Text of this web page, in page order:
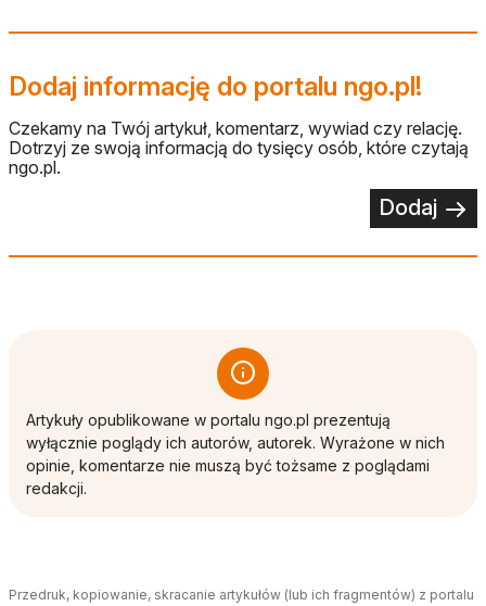
Dodaj informację do portalu ngo.pl!
Czekamy na Twój artykuł, komentarz, wywiad czy relację.
Dotrzyj ze swoją informacją do tysięcy osób, które czytają
ngo.pl.
Dodaj
Artykuły opublikowane w portalu ngo.pl prezentują
wyłącznie poglądy ich autorów, autorek. Wyrażone w nich
opinie, komentarze nie muszą być tożsame z poglądami
redakcji.
Przedruk, kopiowanie, skracanie artykułów (lub ich fragmentów) z portalu